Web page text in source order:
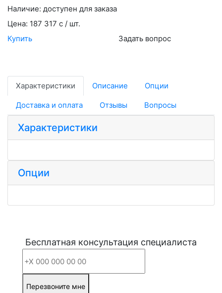
Наличие: доступен для заказа
Цена: 187 317 с / шт.
Купить
Задать вопрос
Характеристики Описание Опции
Доставка и оплата Отзывы Вопросы
Характеристики
Опции
Бесплатная консультация специалиста
Перезвоните мне